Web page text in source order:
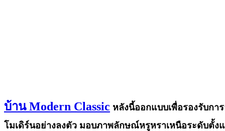
บ้าน Modern Classic หลังนี้ออกแบบเพื่อรองรับก
โมเดิร์นอย่างลงตัว มอบภาพลักษณ์หรูหราเหนือระดับตั้ง